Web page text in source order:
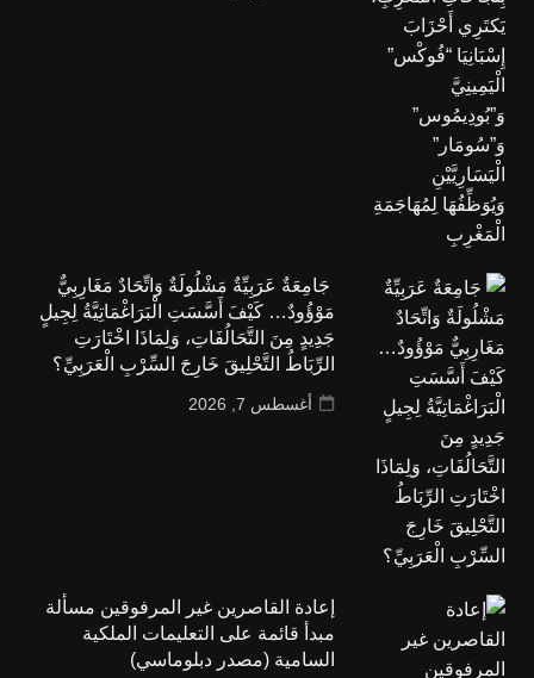
جَامِعَةٌ عَرَبِيِّةٌ مَشْلُولَةٌ وَاتِّحَادٌ مَغَارِبِيٌّ
مَوْؤُودٌ… كَيْفَ أَسَّسَتِ الْبَرَاغْمَاتِيَّةُ لِجِيلٍ
جَدِيدٍ مِنَ التَّحَالُفَاتِ، وَلِمَاذَا اخْتَارَتِ
الرِّبَاطُ التَّحْلِيقَ خَارِجَ السِّرْبِ الْعَرَبِيِّ؟
أغسطس 7, 2026
إعادة القاصرين غير المرفوقين مسألة
مبدأ قائمة على التعليمات الملكية
السامية (مصدر دبلوماسي)